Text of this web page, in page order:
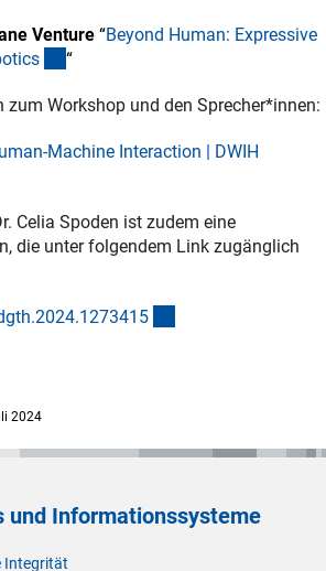
Venture “Beyond Human: Expressive
s (externer Link)
“
zum Workshop und den Sprecher*innen:
Machine Interaction | DWIH
Celia Spoden ist zudem eine
die unter folgendem Link zugänglich
5
2024
und Informationssysteme
Integrität